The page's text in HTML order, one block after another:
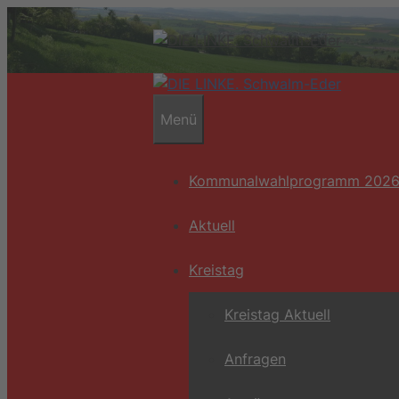
Zum
Inhalt
Menü
Kommunalwahlprogramm 2026
Aktuell
Kreistag
Kreistag Aktuell
Anfragen